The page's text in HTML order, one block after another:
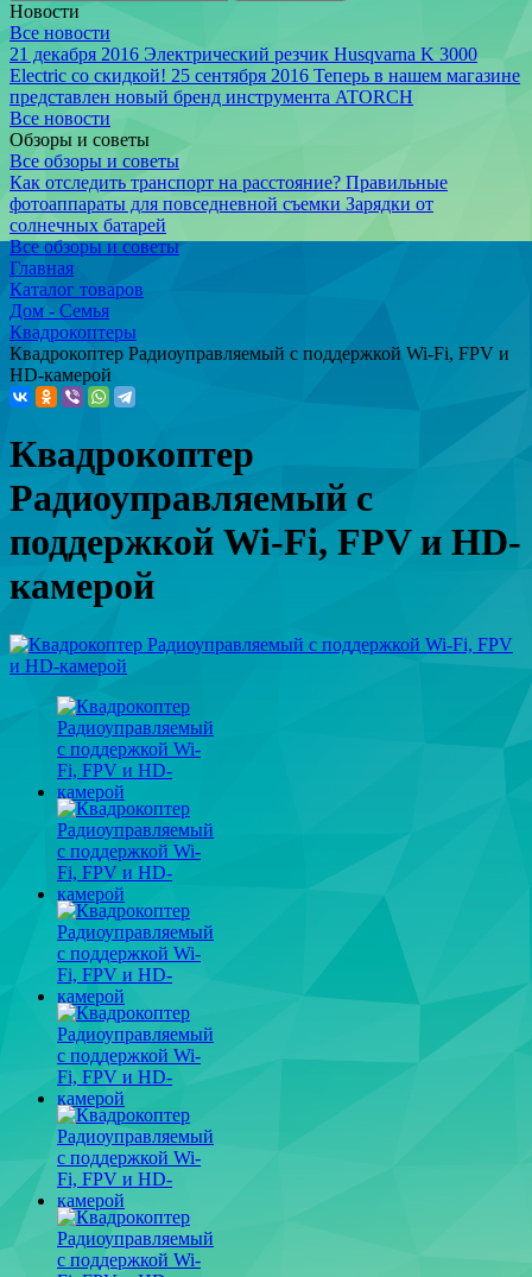
Новости
Все новости
21 декабря 2016 Электрический резчик Husqvarna K 3000
Electric со скидкой! 25 сентября 2016 Теперь в нашем магазине
представлен новый бренд инструмента ATORCH
Все новости
Обзоры и советы
Все обзоры и советы
Как отследить транспорт на расстояние? Правильные
фотоаппараты для повседневной съемки Зарядки от
солнечных батарей
Все обзоры и советы
Главная
Каталог товаров
Дом - Семья
Квадрокоптеры
Квадрокоптер Радиоуправляемый с поддержкой Wi-Fi, FPV и
HD-камерой
Квадрокоптер
Радиоуправляемый с
поддержкой Wi-Fi, FPV и HD-
камерой